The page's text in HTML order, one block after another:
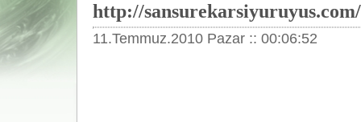
http://sansurekarsiyuruyus.com/
11.Temmuz.2010 Pazar :: 00:06:52